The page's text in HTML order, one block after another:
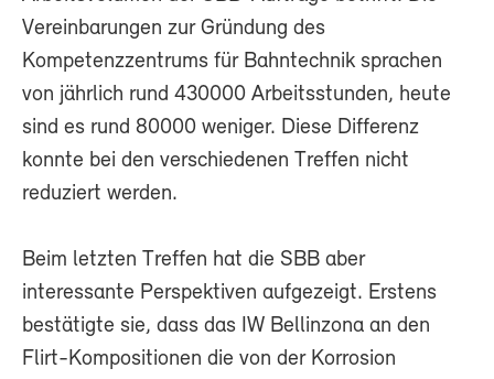
Vereinbarungen zur Gründung des
Kompetenzzentrums für Bahntechnik sprachen
von jährlich rund 430000 Arbeitsstunden, heute
sind es rund 80000 weniger. Diese Differenz
konnte bei den verschiedenen Treffen nicht
reduziert werden.
Beim letzten Treffen hat die SBB aber
interessante Perspektiven aufgezeigt. Erstens
bestätigte sie, dass das IW Bellinzona an den
Flirt-Kompositionen die von der Korrosion